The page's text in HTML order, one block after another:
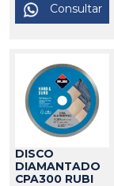
Consultar
DISCO
DIAMANTADO
CPA300 RUBI